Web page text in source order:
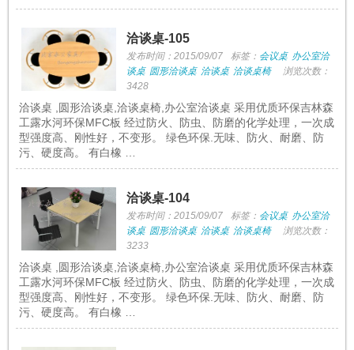
洽谈桌-105
发布时间：2015/09/07 标签： 会议桌 办公室洽
谈桌 圆形洽谈桌 洽谈桌 洽谈桌椅
浏览次数：
3428
洽谈桌 ,圆形洽谈桌,洽谈桌椅,办公室洽谈桌 采用优质环保吉林森
工露水河环保MFC板 经过防火、防虫、防磨的化学处理，一次成
型强度高、刚性好，不变形。 绿色环保.无味、防火、耐磨、防
污、硬度高。 有白橡 …
洽谈桌-104
发布时间：2015/09/07 标签： 会议桌 办公室洽
谈桌 圆形洽谈桌 洽谈桌 洽谈桌椅
浏览次数：
3233
洽谈桌 ,圆形洽谈桌,洽谈桌椅,办公室洽谈桌 采用优质环保吉林森
工露水河环保MFC板 经过防火、防虫、防磨的化学处理，一次成
型强度高、刚性好，不变形。 绿色环保.无味、防火、耐磨、防
污、硬度高。 有白橡 …